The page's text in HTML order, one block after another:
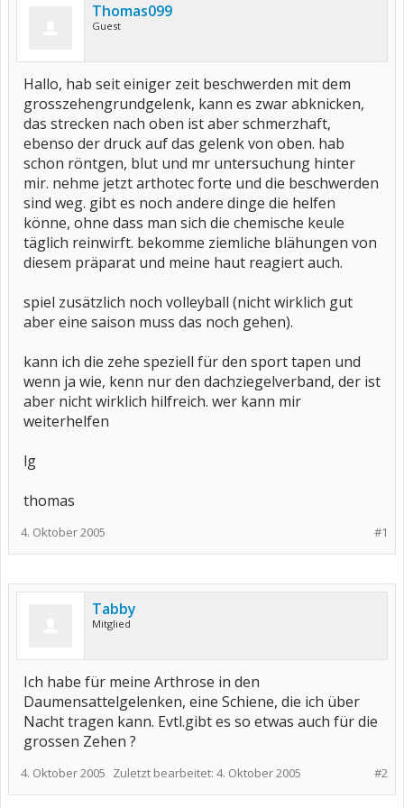
Thomas099
Guest
Hallo, hab seit einiger zeit beschwerden mit dem
grosszehengrundgelenk, kann es zwar abknicken,
das strecken nach oben ist aber schmerzhaft,
ebenso der druck auf das gelenk von oben. hab
schon röntgen, blut und mr untersuchung hinter
mir. nehme jetzt arthotec forte und die beschwerden
sind weg. gibt es noch andere dinge die helfen
könne, ohne dass man sich die chemische keule
täglich reinwirft. bekomme ziemliche blähungen von
diesem präparat und meine haut reagiert auch.
spiel zusätzlich noch volleyball (nicht wirklich gut
aber eine saison muss das noch gehen).
kann ich die zehe speziell für den sport tapen und
wenn ja wie, kenn nur den dachziegelverband, der ist
aber nicht wirklich hilfreich. wer kann mir
weiterhelfen
lg
thomas
#1
4. Oktober 2005
Tabby
Mitglied
Ich habe für meine Arthrose in den
Daumensattelgelenken, eine Schiene, die ich über
Nacht tragen kann. Evtl.gibt es so etwas auch für die
grossen Zehen ?
#2
4. Oktober 2005 Zuletzt bearbeitet: 4. Oktober 2005